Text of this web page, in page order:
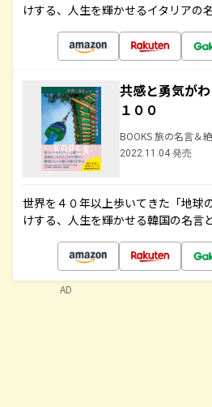
けする、人生を輝かせるイタリアの
共感と勇気が
１００
BOOKS 旅の名言＆
2022.11.04 発売
世界を４０年以上歩いてきた「地球
けする、人生を輝かせる韓国の名言
AD